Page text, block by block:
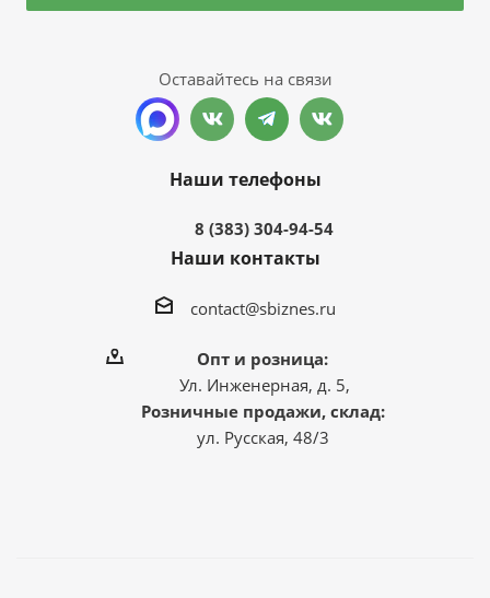
Оставайтесь на связи
Наши телефоны
8 (383) 304-94-54
Наши контакты
contact@sbiznes.ru
Опт и розница:
Ул. Инженерная, д. 5,
Розничные продажи, склад:
ул. Русская, 48/3